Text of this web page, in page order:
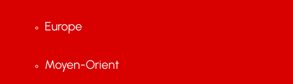
Europe
Moyen-Orient